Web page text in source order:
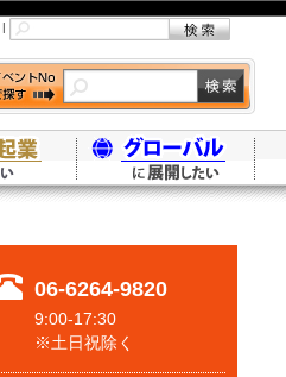
|
06-6264-9820
9:00-17:30
※土日祝除く